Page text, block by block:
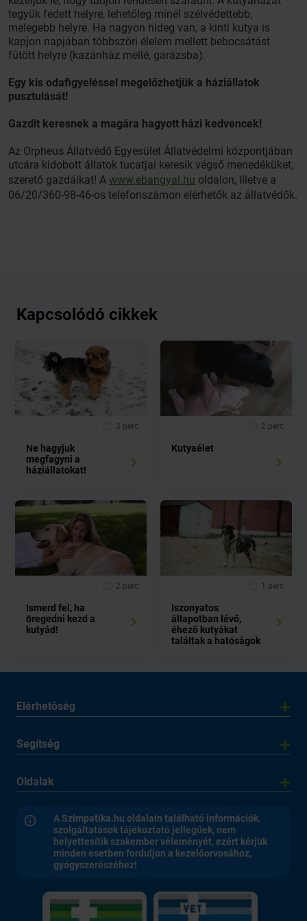
tegyük fedett helyre, lehetőleg minél szélvédettebb,
melegebb helyre. Ha nagyon hideg van, a kinti kutya is
kapjon napjában többszöri élelem mellett bebocsátást
fűtött helyre (kazánház mellé, garázsba).
Egy kis odafigyeléssel megelőzhetjük a háziállatok
pusztulását!
Gazdit keresnek a magára hagyott házi kedvencek!
Az Orpheus Állatvédő Egyesület Állatvédelmi központjában
utcára kidobott állatok tucatjai keresik végső menedéküket,
szerető gazdáikat! A www.ebangyal.hu oldalon, illetve a
06/20/360-98-46-os telefonszámon elérhetők az állatvédők.
Kapcsolódó cikkek
3 perc
Ne hagyjuk
megfagyni a
háziállatokat!
2 perc
Kutyaélet
2 perc
Ismerd fel, ha
öregedni kezd a
kutyád!
1 perc
Iszonyatos
állapotban lévő,
éhező kutyákat
találtak a hatóságok
Elérhetőség
Segítség
Oldalak
A Szimpatika.hu oldalain található információk,
szolgáltatások tájékoztató jellegűek, nem
helyettesítik szakember véleményét, ezért kérjük
minden esetben forduljon a kezelőorvosához,
gyógyszerészéhez!